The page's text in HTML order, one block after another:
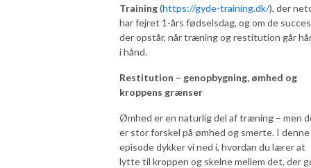
Training(https://gyde-training.dk/), der
har fejret 1-års fødselsdag, og om de
der opstår, når træning og restitution går
i hånd.
Restitution – genopbygning, ømhed og
kroppens grænser
Ømhed er en naturlig del af træning – men
er stor forskel på ømhed og smerte. I denne
episode dykker vi ned i, hvordan du lærer at
lytte til kroppen og skelne mellem det, der